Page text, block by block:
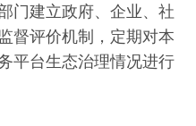
门建立政府、企业、社
督评价机制，定期对本
平台生态治理情况进行